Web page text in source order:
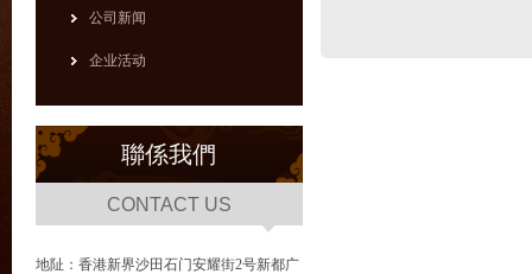
公司新闻
企业活动
聯係我們
CONTACT US
地阯：香港新界沙田石门安耀街2号新都广